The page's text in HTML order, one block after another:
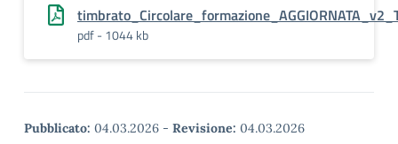
pdf - 1044 kb
Pubblicato: 04.03.2026 - Revisione: 04.03.2026